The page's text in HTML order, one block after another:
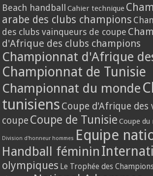
Beach handball Cahier technique
arabe des clubs champions
des clubs vainqueurs de coupe
d'Afrique des clubs champions
Championnat d'Afrique
Championnat de Tunisie
Championnat du monde
tunisiens Coupe d'Afrique des
coupe Coupe de Tunisie Coupe du
Division d'honneur hommes Equipe
Handball féminin
olympiques Le Trophée des Champions